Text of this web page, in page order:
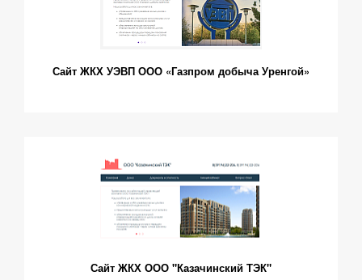
Сайт ЖКХ УЭВП ООО «Газпром добыча Уренгой»
Сайт ЖКХ ООО "Казачинский ТЭК"